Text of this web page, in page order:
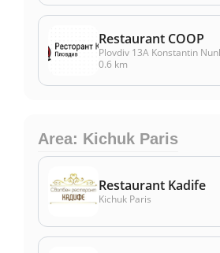
Restaurant COOP
Plovdiv 13A Konstantin
0.6 km
Area: Kichuk Paris
Restaurant Kadife
Kichuk Paris